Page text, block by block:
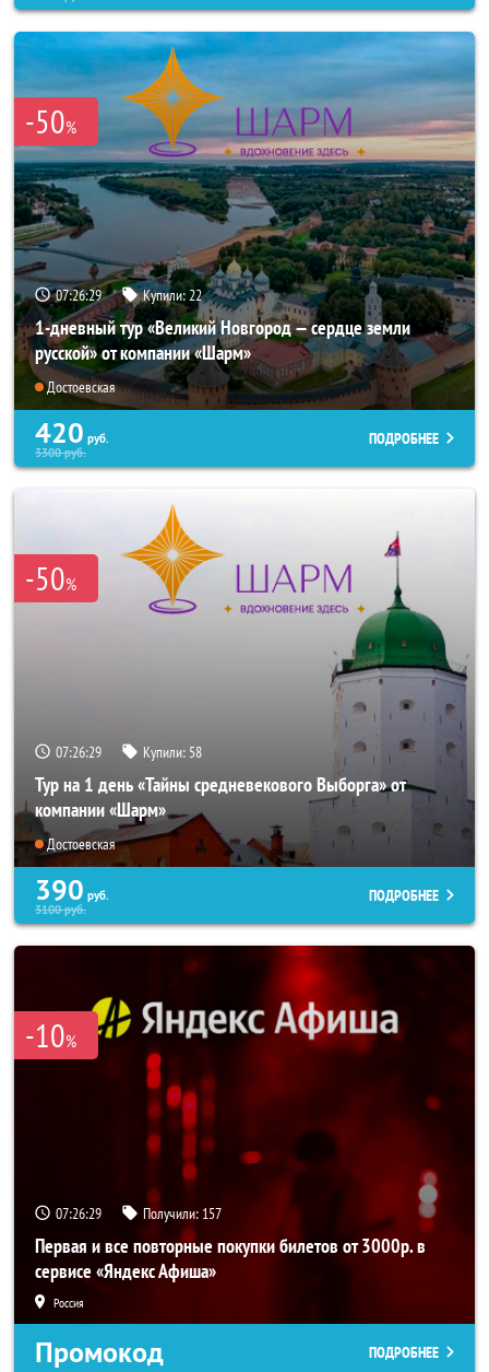
-50%
07:26:26 Купили: 22
1-дневный тур «Великий Новгород — сердце земли
русской» от компании «Шарм»
Достоевская
420 руб.
3300руб.
ПОДРОБНЕЕ
-50%
07:26:26 Купили: 58
Тур на 1 день «Тайны средневекового Выборга» от
компании «Шарм»
Достоевская
390 руб.
3100руб.
ПОДРОБНЕЕ
-10%
07:26:26 Получили: 157
Первая и все повторные покупки билетов от 3000р. в
сервисе «Яндекс Афиша»
Россия
Промокод ПОДРОБНЕЕ